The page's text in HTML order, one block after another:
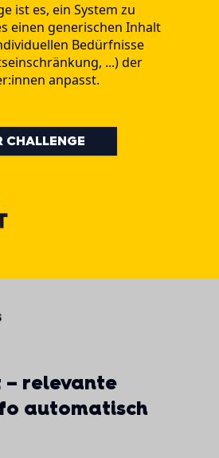
ist es, ein System zu
einen generischen Inhalt
Bedürfnisse
...) der
anpasst.
CHALLENGE
– relevante
automatisch